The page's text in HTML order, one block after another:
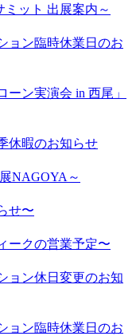
ット 出展案内～
ョン臨時休業日のお
ン実演会 in 西尾」
休暇のお知らせ
NAGOYA～
せ〜
ークの営業予定〜
ョン休日変更のお知
ョン臨時休業日のお